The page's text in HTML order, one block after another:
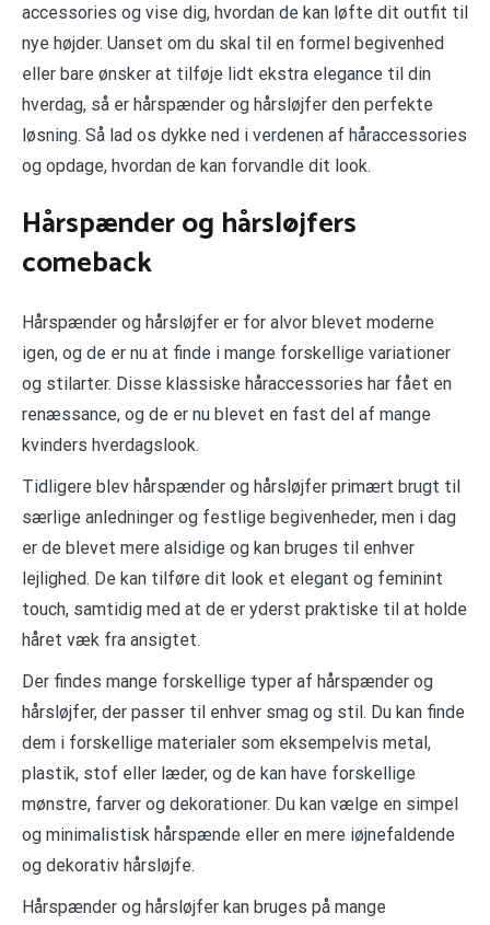
accessories og vise dig, hvordan de kan løfte dit outfit til
nye højder. Uanset om du skal til en formel begivenhed
eller bare ønsker at tilføje lidt ekstra elegance til din
hverdag, så er hårspænder og hårsløjfer den perfekte
løsning. Så lad os dykke ned i verdenen af håraccessories
og opdage, hvordan de kan forvandle dit look.
Hårspænder og hårsløjfers
comeback
Hårspænder og hårsløjfer er for alvor blevet moderne
igen, og de er nu at finde i mange forskellige variationer
og stilarter. Disse klassiske håraccessories har fået en
renæssance, og de er nu blevet en fast del af mange
kvinders hverdagslook.
Tidligere blev hårspænder og hårsløjfer primært brugt til
særlige anledninger og festlige begivenheder, men i dag
er de blevet mere alsidige og kan bruges til enhver
lejlighed. De kan tilføre dit look et elegant og feminint
touch, samtidig med at de er yderst praktiske til at holde
håret væk fra ansigtet.
Der findes mange forskellige typer af hårspænder og
hårsløjfer, der passer til enhver smag og stil. Du kan finde
dem i forskellige materialer som eksempelvis metal,
plastik, stof eller læder, og de kan have forskellige
mønstre, farver og dekorationer. Du kan vælge en simpel
og minimalistisk hårspænde eller en mere iøjnefaldende
og dekorativ hårsløjfe.
Hårspænder og hårsløjfer kan bruges på mange